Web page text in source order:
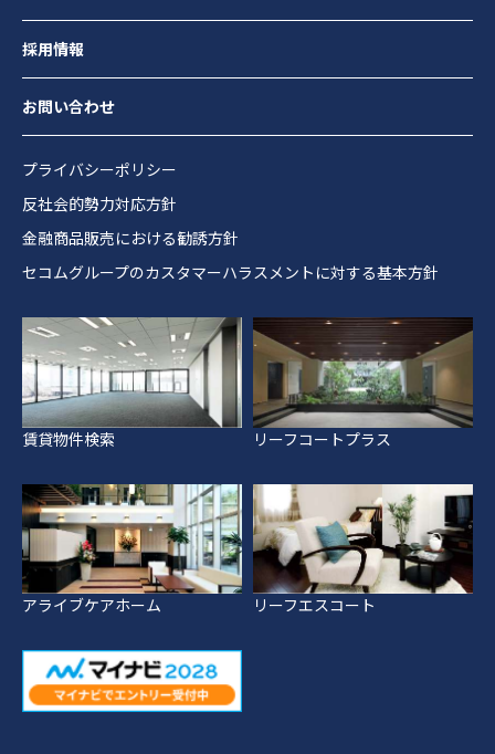
採用情報
お問い合わせ
プライバシーポリシー
反社会的勢力対応方針
金融商品販売における勧誘方針
セコムグループのカスタマーハラスメントに対する基本方針
賃貸物件検索 リーフコートプラス
アライブケアホーム リーフエスコート